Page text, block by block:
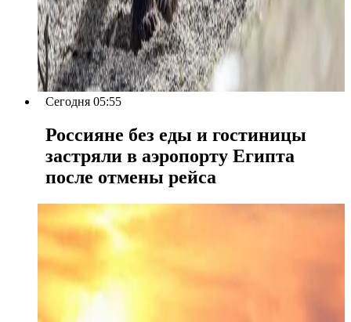
Сегодня 05:55
Россияне без еды и гостиницы
застряли в аэропорту Египта
после отмены рейса